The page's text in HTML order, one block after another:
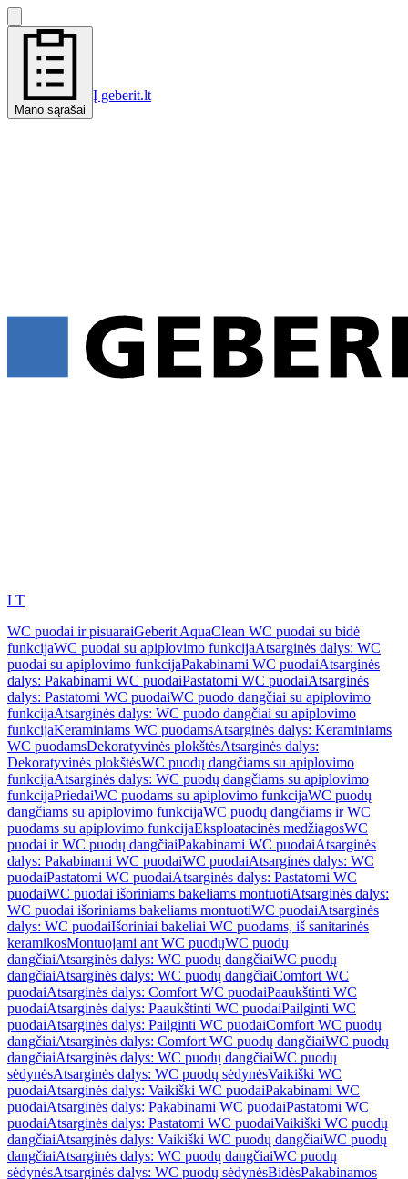
Mano sąrašai
Į geberit.lt
LT
WC puodai ir pisuaraiGeberit AquaClean WC puodai su bidė
funkcijaWC puodai su apiplovimo funkcijaAtsarginės dalys: WC
puodai su apiplovimo funkcijaPakabinami WC puodaiAtsarginės
dalys: Pakabinami WC puodaiPastatomi WC puodaiAtsarginės
dalys: Pastatomi WC puodaiWC puodo dangčiai su apiplovimo
funkcijaAtsarginės dalys: WC puodo dangčiai su apiplovimo
funkcijaKeraminiams WC puodamsAtsarginės dalys: Keraminiams
WC puodamsDekoratyvinės plokštėsAtsarginės dalys:
Dekoratyvinės plokštėsWC puodų dangčiams su apiplovimo
funkcijaAtsarginės dalys: WC puodų dangčiams su apiplovimo
funkcijaPriedaiWC puodams su apiplovimo funkcijaWC puodų
dangčiams su apiplovimo funkcijaWC puodų dangčiams ir WC
puodams su apiplovimo funkcijaEksploatacinės medžiagosWC
puodai ir WC puodų dangčiaiPakabinami WC puodaiAtsarginės
dalys: Pakabinami WC puodaiWC puodaiAtsarginės dalys: WC
puodaiPastatomi WC puodaiAtsarginės dalys: Pastatomi WC
puodaiWC puodai išoriniams bakeliams montuotiAtsarginės dalys:
WC puodai išoriniams bakeliams montuotiWC puodaiAtsarginės
dalys: WC puodaiIšoriniai bakeliai WC puodams, iš sanitarinės
keramikosMontuojami ant WC puodųWC puodų
dangčiaiAtsarginės dalys: WC puodų dangčiaiWC puodų
dangčiaiAtsarginės dalys: WC puodų dangčiaiComfort WC
puodaiAtsarginės dalys: Comfort WC puodaiPaaukštinti WC
puodaiAtsarginės dalys: Paaukštinti WC puodaiPailginti WC
puodaiAtsarginės dalys: Pailginti WC puodaiComfort WC puodų
dangčiaiAtsarginės dalys: Comfort WC puodų dangčiaiWC puodų
dangčiaiAtsarginės dalys: WC puodų dangčiaiWC puodų
sėdynėsAtsarginės dalys: WC puodų sėdynėsVaikiški WC
puodaiAtsarginės dalys: Vaikiški WC puodaiPakabinami WC
puodaiAtsarginės dalys: Pakabinami WC puodaiPastatomi WC
puodaiAtsarginės dalys: Pastatomi WC puodaiVaikiški WC puodų
dangčiaiAtsarginės dalys: Vaikiški WC puodų dangčiaiWC puodų
dangčiaiAtsarginės dalys: WC puodų dangčiaiWC puodų
sėdynėsAtsarginės dalys: WC puodų sėdynėsBidėsPakabinamos